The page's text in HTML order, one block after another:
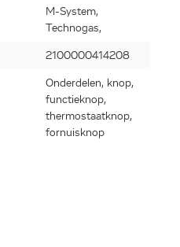
M-System,
Technogas,
2100000414208
Onderdelen, knop,
functieknop,
thermostaatknop,
fornuisknop